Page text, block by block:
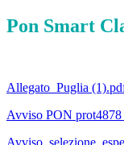
Pon Smart
Allegato_Puglia
Avviso PON